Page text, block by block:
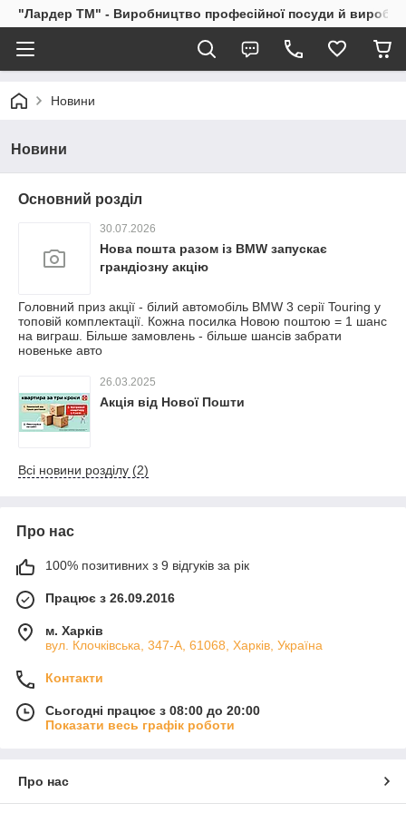
"Лардер TM" - Виробництво професійної посуди й виробів
Новини
Новини
Основний розділ
30.07.2026
Нова пошта разом із BMW запускає
грандіозну акцію
Головний приз акції - білий автомобіль BMW 3 серії Touring у
топовій комплектації. Кожна посилка Новою поштою = 1 шанс
на виграш. Більше замовлень - більше шансів забрати
новеньке авто
26.03.2025
Акція від Нової Пошти
Всі новини розділу (2)
Про нас
100% позитивних з 9 відгуків за рік
Працює з 26.09.2016
м. Харків
вул. Клочківська, 347-А, 61068, Харків, Україна
Контакти
Сьогодні працює з 08:00 до 20:00
Показати весь графік роботи
Про нас